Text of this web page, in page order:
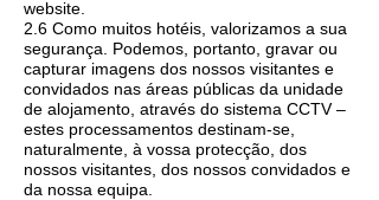
website.
2.6 Como muitos hotéis, valorizamos a sua
segurança. Podemos, portanto, gravar ou
capturar imagens dos nossos visitantes e
convidados nas áreas públicas da unidade
de alojamento, através do sistema CCTV –
estes processamentos destinam-se,
naturalmente, à vossa protecção, dos
nossos visitantes, dos nossos convidados e
da nossa equipa.